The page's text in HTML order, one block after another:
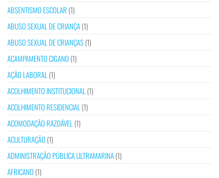
ABSENTISMO ESCOLAR (1)
ABUSO SEXUAL DE CRIANÇA(1)
ABUSO SEXUAL DE CRIANÇAS(1)
ACAMPAMENTO CIGANO (1)
AÇÃO LABORAL (1)
ACOLHIMENTO INSTITUCIONAL (1)
ACOLHIMENTO RESIDENCIAL (1)
ACOMODAÇÃO RAZOÁVEL (1)
ACULTURAÇÃO (1)
ADMINISTRAÇÃO PÚBLICA ULTRAMARINA(1)
AFRICANO (1)